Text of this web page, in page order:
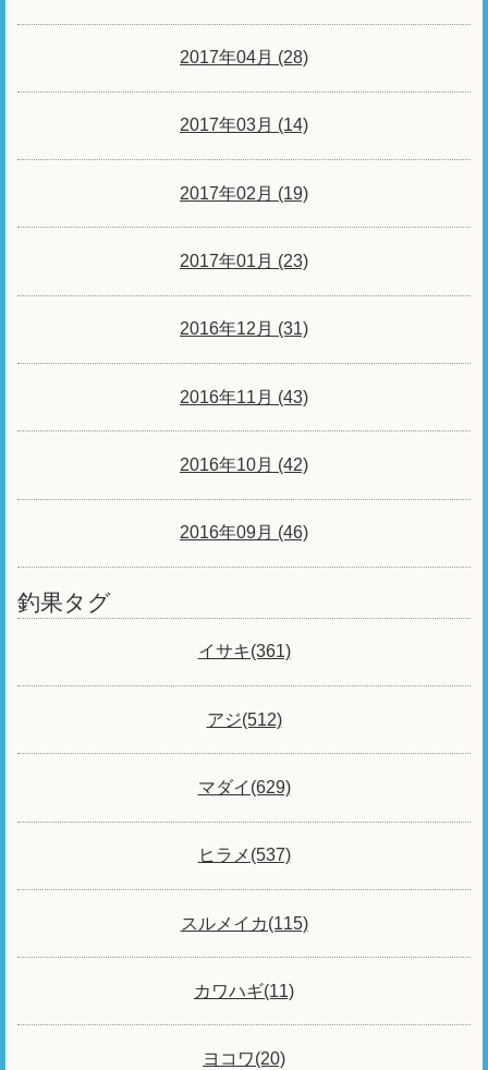
2017年04月 (28)
2017年03月 (14)
2017年02月 (19)
2017年01月 (23)
2016年12月 (31)
2016年11月 (43)
2016年10月 (42)
2016年09月 (46)
釣果タグ
イサキ(361)
アジ(512)
マダイ(629)
ヒラメ(537)
スルメイカ(115)
カワハギ(11)
ヨコワ(20)